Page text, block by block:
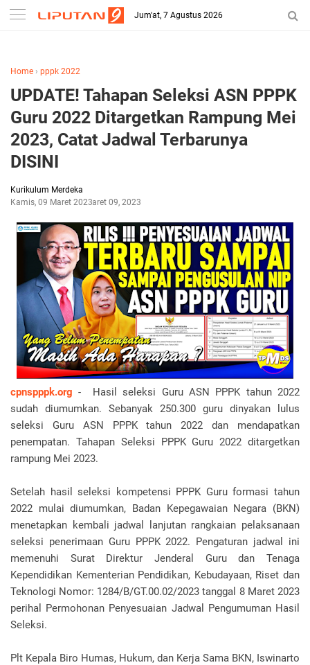
-->
Jum'at, 7 Agustus 2026
Home › pppk 2022
UPDATE! Tahapan Seleksi ASN PPPK
Guru 2022 Ditargetkan Rampung Mei
2023, Catat Jadwal Terbarunya
DISINI
Kurikulum Merdeka
Kamis, 09 Maret 2023Maret 09, 2023
cpnspppk.org - Hasil seleksi Guru ASN PPPK tahun 2022
sudah diumumkan. Sebanyak 250.300 guru dinyakan lulus
seleksi Guru ASN PPPK tahun 2022 dan mendapatkan
penempatan. Tahapan Seleksi PPPK Guru 2022 ditargetkan
rampung Mei 2023.
Setelah hasil seleksi kompetensi PPPK Guru formasi tahun
2022 mulai diumumkan, Badan Kepegawaian Negara (BKN)
menetapkan kembali jadwal lanjutan rangkaian pelaksanaan
seleksi penerimaan Guru PPPK 2022. Pengaturan jadwal ini
memenuhi Surat Direktur Jenderal Guru dan Tenaga
Kependidikan Kementerian Pendidikan, Kebudayaan, Riset dan
Teknologi Nomor: 1284/B/GT.00.02/2023 tanggal 8 Maret 2023
perihal Permohonan Penyesuaian Jadwal Pengumuman Hasil
Seleksi.
Plt Kepala Biro Humas, Hukum, dan Kerja Sama BKN, Iswinarto